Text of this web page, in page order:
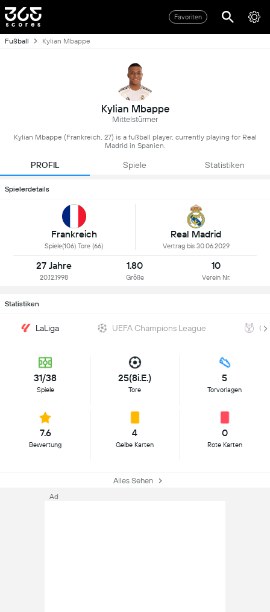
Favoriten
Fußball Kylian Mbappe
Kylian Mbappe
Mittelstürmer
Kylian Mbappe (Frankreich, 27) is a fußball player, currently playing for Real
Madrid in Spanien.
PROFIL Spiele Statistiken
Spielerdetails
Frankreich
Spiele(106) Tore (66)
Real Madrid
Vertrag bis 30.06.2029
27 Jahre
20.12.1998
1.80
Größe
10
Verein Nr.
Statistiken
LaLiga UEFA Champions League
31/38
Spiele
25(8i.E.)
Tore
5
Torvorlagen
7.6
Bewertung
4
Gelbe Karten
0
Rote Karten
Alles Sehen
Ad